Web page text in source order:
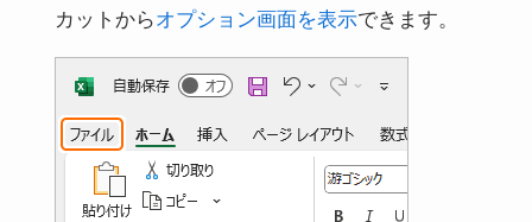
カットからオプション画面を表示できます。